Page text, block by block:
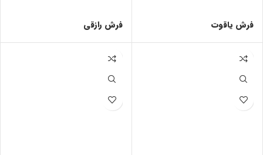
فرش یاقوت فرش رازقی